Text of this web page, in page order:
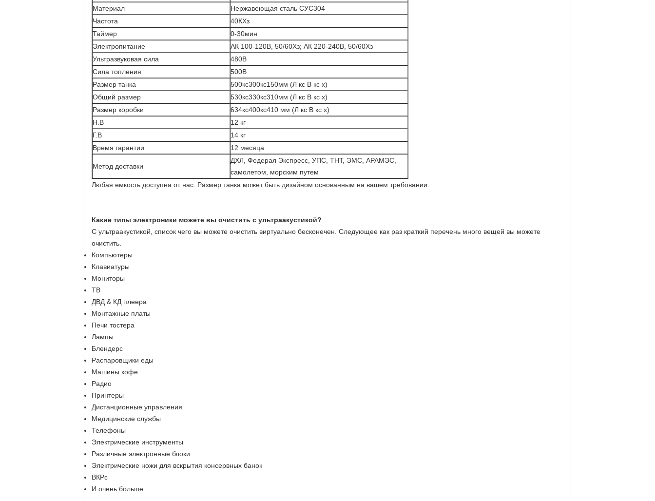
Материал
Нержавеющая сталь СУС304
Частота
40КХз
Таймер
0-30мин
Электропитание
АК 100-120В, 50/60Хз; АК 220-240В, 50/60Хз
Ультразвуковая сила
480В
Сила топления
500В
Размер танка
500кс300кс150мм (Л кс В кс х)
Общий размер
530кс330кс310мм (Л кс В кс х)
Размер коробки
634кс400кс410 мм (Л кс В кс х)
Н.В
12 кг
Г.В
14 кг
Время гарантии
12 месяца
Метод доставки
ДХЛ, Федерал Экспресс, УПС, ТНТ, ЭМС, АРАМЭС,
самолетом, морским путем
Любая емкость доступна от нас. Размер танка может быть дизайном основанным на вашем требовании.
Какие типы электроники можете вы очистить с ультраакустикой?
С ультраакустикой, список чего вы можете очистить виртуально бесконечен. Следующее как раз краткий перечень много вещей вы можете
очистить.
Компьютеры
Клавиатуры
Мониторы
ТВ
ДВД & КД плеера
Монтажные платы
Печи тостера
Лампы
Блендерс
Распаровщики еды
Машины кофе
Радио
Принтеры
Дистанционные управления
Медицинские службы
Телефоны
Электрические инструменты
Различные электронные блоки
Электрические ножи для вскрытия консервных банок
ВКРс
И очень больше